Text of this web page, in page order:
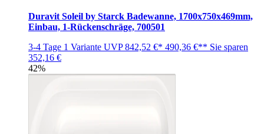
Duravit Soleil by Starck Badewanne, 1700x750x469mm,
Einbau, 1-Rückenschräge, 700501
3-4 Tage 1 Variante UVP842,52 €* 490,36 €** Sie sparen
352,16 €
42%